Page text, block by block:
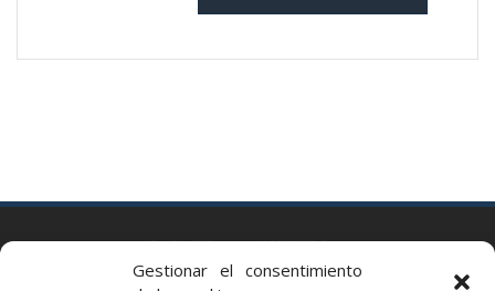
Gestionar el consentimiento
Via Augusta 2 bis, 3º, 08006 Barcelona